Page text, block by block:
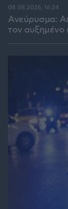
Ανεύρυσμα:
τον αυξημένο
08.08.2026, 16:24